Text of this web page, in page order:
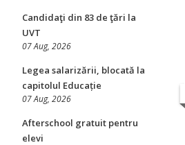
Candidaţi din 83 de ţări la
UVT
07 Aug, 2026
Legea salarizării, blocată la
capitolul Educație
07 Aug, 2026
Afterschool gratuit pentru
elevi